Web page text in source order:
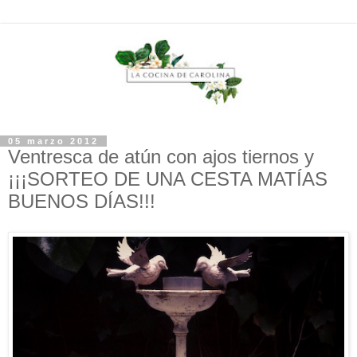
05 marzo 2012
Ventresca de atún con ajos tiernos y
¡¡¡SORTEO DE UNA CESTA MATÍAS
BUENOS DÍAS!!!